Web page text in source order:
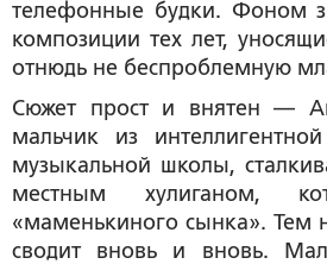
телефонные будки. Фоном
композиции тех лет,
отнюдь не беспроблемную
Сюжет прост и внятен —
мальчик из
музыкальной школы,
местным хулиганом,
«маменькиного сынка». Тем
сводит вновь и вновь.